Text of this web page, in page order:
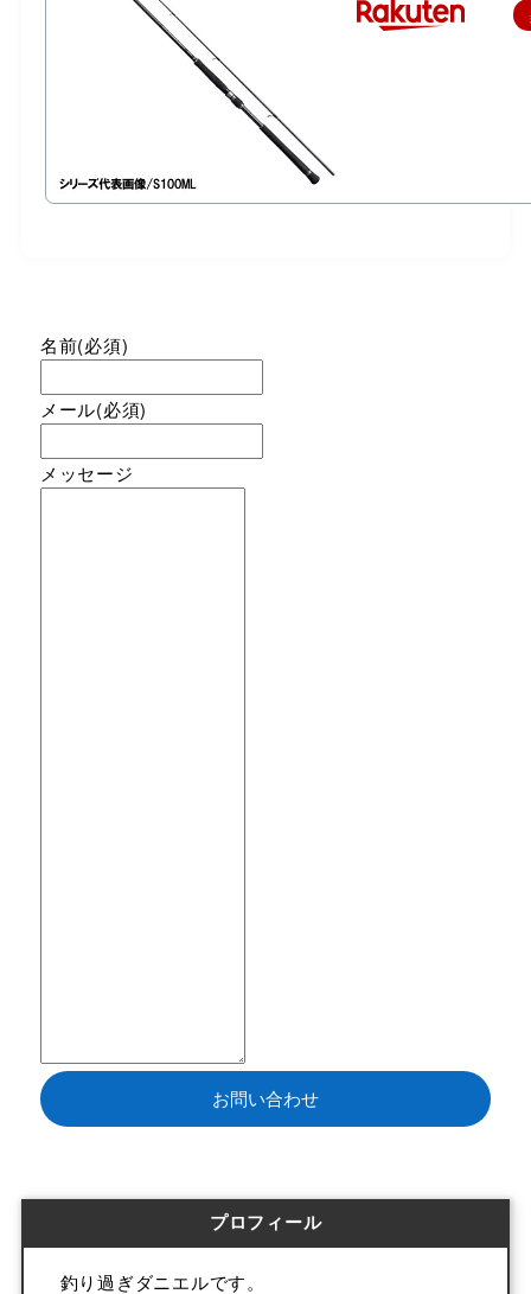
名前(必須)
メール(必須)
メッセージ
お問い合わせ
プロフィール
釣り過ぎダニエルです。